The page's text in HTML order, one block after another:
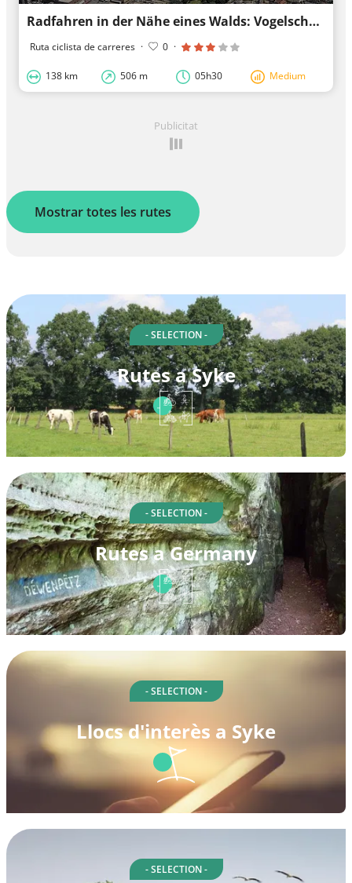
Radfahren in der Nähe eines Walds: Vogelschutzgehölz Sodenmatt
Ruta ciclista de carreres · 0 ·
138 km 506 m 05h30 Medium
Publicitat
Mostrar totes les rutes
- SELECTION -
Rutes a Syke
- SELECTION -
Rutes a Germany
- SELECTION -
Llocs d'interès a Syke
- SELECTION -